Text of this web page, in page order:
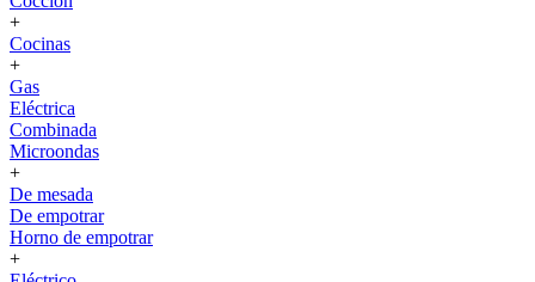
+
Cocinas
+
Gas
Eléctrica
Combinada
Microondas
+
De mesada
De empotrar
Horno de empotrar
+